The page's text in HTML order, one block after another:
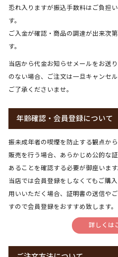
恐れ入りますが振込手数料はご負担
す。
ご入金が確認・商品の調達が出来次
す。
当店から代金お知らせメールをお送
のない場合、ご注文は一旦キャンセ
ご了承くださいませ。
年齢確認・会員登録について
振未成年者の喫煙を防止する観点か
販売を行う場合、あらかじめ公的な
あることを確認する必要が御座います
当店では会員登録をしなくてもご購
用いいただく場合、証明書の送信や
すので会員登録をおすすめ致します。
詳しくは